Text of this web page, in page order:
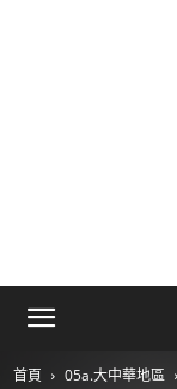
首頁 05a.大中華地區